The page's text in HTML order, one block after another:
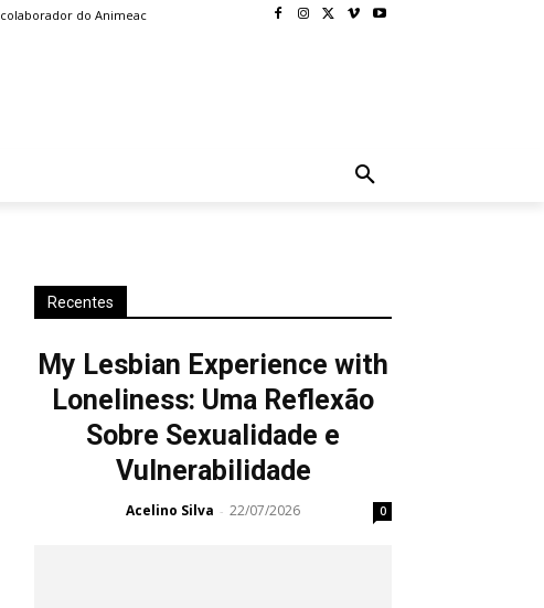
do Animeac
Recentes
My Lesbian Experience with
Loneliness: Uma Reflexão
Sobre Sexualidade e
Vulnerabilidade
Acelino Silva - 22/07/2026 0